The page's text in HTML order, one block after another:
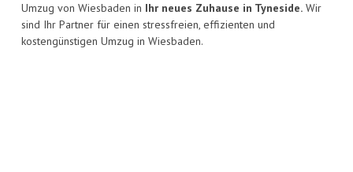
Umzug von Wiesbaden in Ihr neues Zuhause in Tyneside. Wir
sind Ihr Partner für einen stressfreien, effizienten und
kostengünstigen Umzug in Wiesbaden.